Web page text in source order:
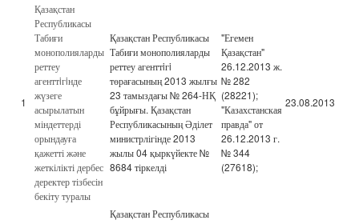
1
Қазақстан
Республикасы
Табиғи
монополияларды
реттеу
агенттiгiнде
жүзеге
асырылатын
міндеттерді
орындауға
қажетті және
жеткілікті дербес
деректер тізбесін
бекіту туралы
Қазақстан Республикасы
Табиғи монополияларды
реттеу агенттiгi
төрағасының 2013 жылғы
23 тамыздағы № 264-НҚ
бұйрығы. Қазақстан
Республикасының Әділет
министрлігінде 2013
жылы 04 қыркүйекте №
8684 тіркелді
"Егемен
Қазақстан"
26.12.2013 ж.
№ 282
(28221);
"Казахстанская
правда" от
26.12.2013 г.
№ 344
(27618);
23.08.2013
Қазақстан Республикасы